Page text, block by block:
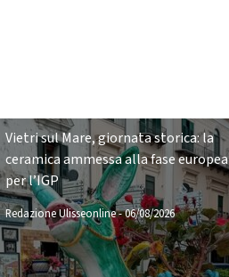
Vietri sul Mare, giornata storica: la
ceramica ammessa alla fase europea
per l’IGP
Redazione Ulisseonline-06/08/2026